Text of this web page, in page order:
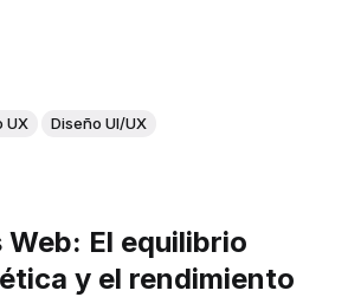
UX Diseño UI/UX
El equilibrio
y el rendimiento